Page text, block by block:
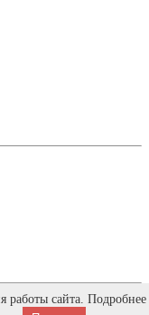
сайта. Подробнее